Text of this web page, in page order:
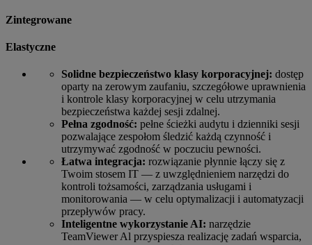
Zintegrowane
Elastyczne
Solidne bezpieczeństwo klasy korporacyjnej: dostęp
oparty na zerowym zaufaniu, szczegółowe uprawnienia
i kontrole klasy korporacyjnej w celu utrzymania
bezpieczeństwa każdej sesji zdalnej.
Pełna zgodność: pełne ścieżki audytu i dzienniki sesji
pozwalające zespołom śledzić każdą czynność i
utrzymywać zgodność w poczuciu pewności.
Łatwa integracja: rozwiązanie płynnie łączy się z
Twoim stosem IT — z uwzględnieniem narzędzi do
kontroli tożsamości, zarządzania usługami i
monitorowania — w celu optymalizacji i automatyzacji
przepływów pracy.
Inteligentne wykorzystanie AI: narzędzie
TeamViewer Al przyspiesza realizację zadań wsparcia,